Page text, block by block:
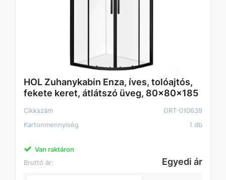
HOL Zuhanykabin Enza, íves, tolóajtós,
fekete keret, átlátszó üveg, 80x80x185
Cikkszám
GRT-010639
Kartonmennyiség
1 db
Van raktáron
Bruttó ár:
Egyedi ár